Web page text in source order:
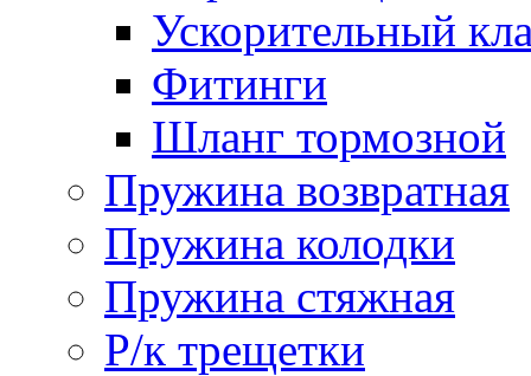
Ускорительный
Фитинги
Шланг тормозной
Пружина возвратная
Пружина колодки
Пружина стяжная
Р/к трещетки